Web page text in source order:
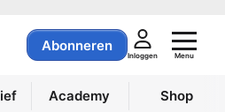
Abonneren
Inloggen Menu
Academy Shop